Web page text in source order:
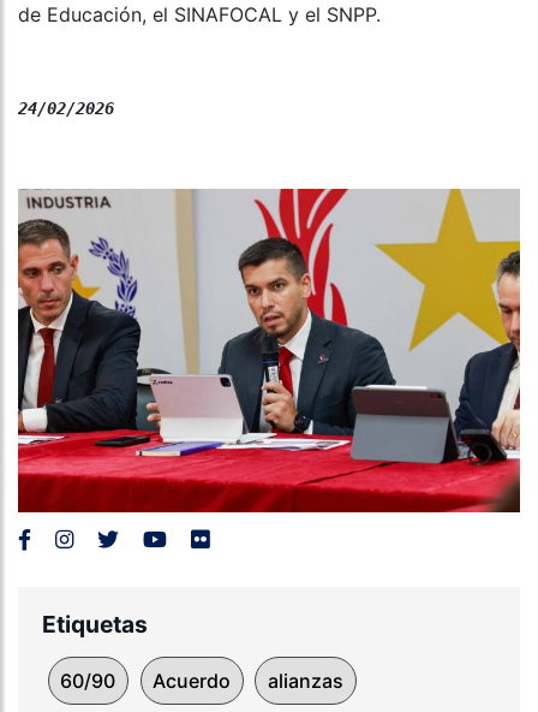
de Educación, el SINAFOCAL y el SNPP.
24/02/2026
Etiquetas
60/90 Acuerdo alianzas